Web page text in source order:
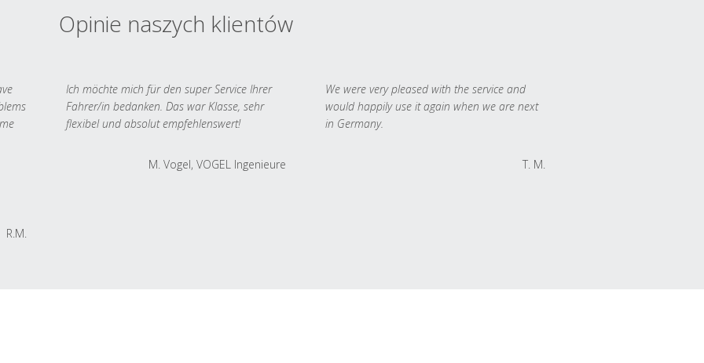
Opinie naszych klientów
R.M.
Ich möchte mich für den super Service Ihrer
Fahrer/in bedanken. Das war Klasse, sehr
flexibel und absolut empfehlenswert!
M. Vogel, VOGEL Ingenieure
We were very pleased with the service and
would happily use it again when we are next
in Germany.
T. M.